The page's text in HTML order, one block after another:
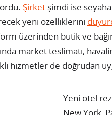
Şirket şimdi ise
yeni özelliklerini
üzerinden butik ve
market teslimatı,
hizmetler de doğrudan
Yeni otel
New York,